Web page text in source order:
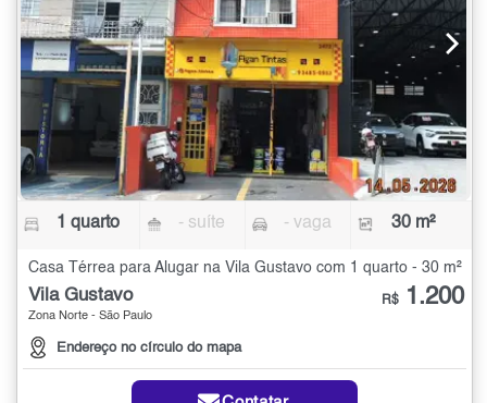
1 quarto - suíte - vaga 30 m²
Casa Térrea para Alugar na Vila Gustavo com 1 quarto - 30 m²
Vila Gustavo
Zona Norte - São Paulo
Endereço no círculo do mapa
R$ 1.200